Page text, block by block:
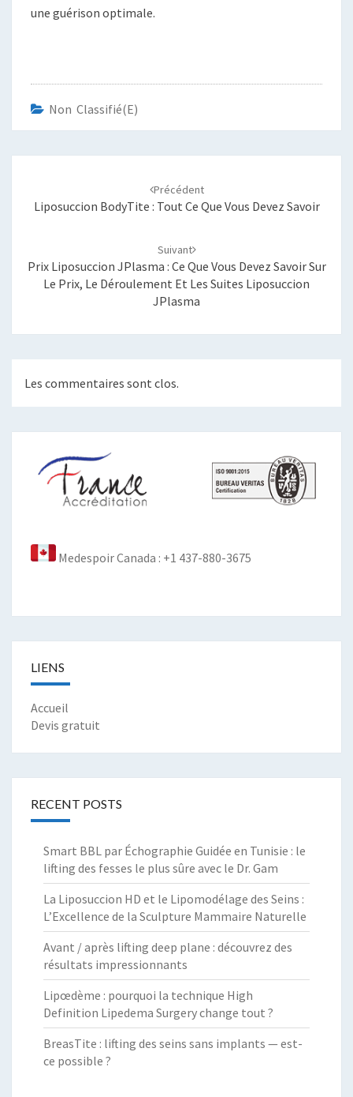
une guérison optimale.
Non Classifié(e)
Précédent
Liposuccion BodyTite : Tout Ce Que Vous Devez Savoir
Suivant
Prix Liposuccion JPlasma : Ce Que Vous Devez Savoir Sur
Le Prix, Le Déroulement Et Les Suites Liposuccion
JPlasma
Les commentaires sont clos.
Medespoir Canada : +1 437-880-3675
LIENS
Accueil
Devis gratuit
RECENT POSTS
Smart BBL par Échographie Guidée en Tunisie : le
lifting des fesses le plus sûre avec le Dr. Gam
La Liposuccion HD et le Lipomodélage des Seins :
L’Excellence de la Sculpture Mammaire Naturelle
Avant / après lifting deep plane : découvrez des
résultats impressionnants
Lipœdème : pourquoi la technique High
Definition Lipedema Surgery change tout ?
BreasTite : lifting des seins sans implants — est-
ce possible ?